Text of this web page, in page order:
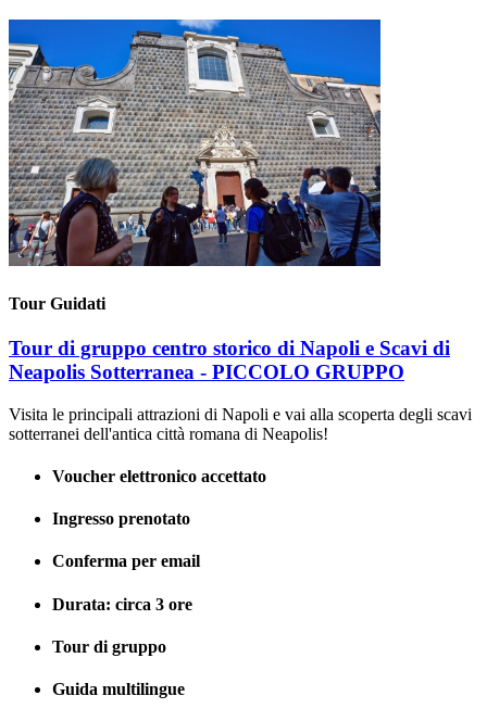
Tour Guidati
Tour di gruppo centro storico di Napoli e Scavi di
Neapolis Sotterranea - PICCOLO GRUPPO
Visita le principali attrazioni di Napoli e vai alla scoperta degli scavi
sotterranei dell'antica città romana di Neapolis!
Voucher elettronico accettato
Ingresso prenotato
Conferma per email
Durata: circa 3 ore
Tour di gruppo
Guida multilingue